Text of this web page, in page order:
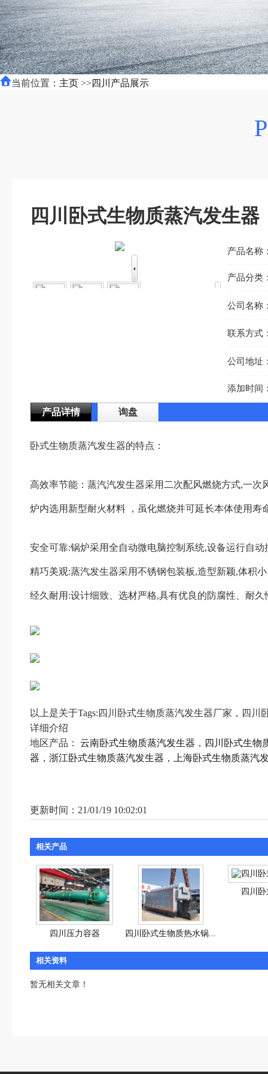
当前位置： 主页 >>四川产品展示
四川卧式生物质蒸汽发生器
产品名称
产品分类
公司名称
联系方式
公司地址
添加时间
产品详情 询盘
卧式生物质蒸汽发生器的特点：
高效率节能：蒸汽汽发生器采用二次配风燃烧方式,一次风
炉内选用新型耐火材料 ，虽化燃烧并可延长本体使用寿
安全可靠:锅炉采用全自动微电脑控制系统,设备运行自动
精巧美观:蒸汽发生器采用不锈钢包装板,造型新颖,体积小、
经久耐用:设计细致、选材严格,具有优良的防腐性、耐久
以上是关于Tags:四川卧式生物质蒸汽发生器厂家，四
详细介绍
地区产品： 云南卧式生物质蒸汽发生器 ， 四川卧式生物
器 ， 浙江卧式生物质蒸汽发生器 ， 上海卧式生物质蒸汽
更新时间：21/01/19 10:02:01
相关产品
四川压力容器 四川卧式生物质热水锅...
四川
相关资料
暂无相关文章！